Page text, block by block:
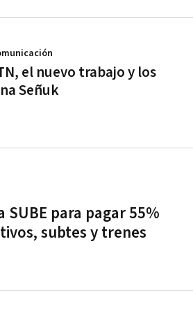
el nuevo trabajo y los
Señuk
para pagar 55%
subtes y trenes